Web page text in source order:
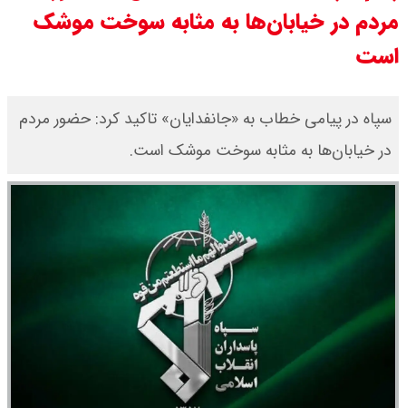
قیمت طلا ۱۸ عیار امروز جمعه ۱۶ مرداد
قیمت نفت امروز جمعه ۱۶ مرداد ۱۴۰۵
/ نفت صعودی شد + جدول
مردم در خیابان‌ها به مثابه سوخت موشک‌
است
سپاه در پیامی خطاب به «جانفدایان» تاکید کرد: حضور مردم
در خیابان‌ها به مثابه سوخت موشک‌ است.